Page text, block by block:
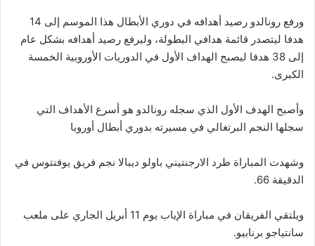
ورفع رونالدو رصيد أهدافه في دوري الأبطال هذا الموسم إلى 14
هدفا ليتصدر قائمة هدافي البطولة، وليرفع رصيد أهدافه بشكل عام
إلى 38 هدفا ليصبح الهداف الأول في الدوريات الأوروبية الخمسة
الكبرى.
وأصبح الهدف الأول الذي سجله رونالدو هو أسرع الأهداف التي
سجلها النجم البرتغالي في مسيرته بدوري أبطال أوروبا
وشهدت المباراة طرد الارجنتيني باولو ديبالا نجم فريق يوفنتوس في
الدقيقة 66.
ويلتقي الفريقان في مباراة الإياب يوم 11 أبريل الجاري على ملعب
سانتياجو برنابيو.